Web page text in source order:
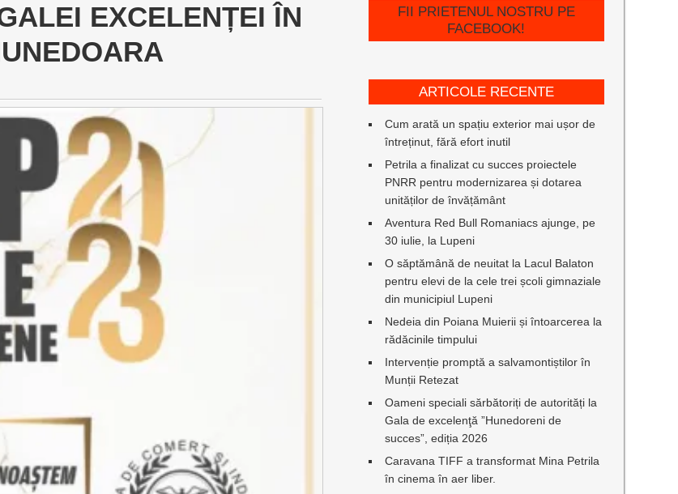
EXCELENȚEI ÎN
FII PRIETENUL NOSTRU PE
FACEBOOK!
ARTICOLE RECENTE
Cum arată un spațiu exterior mai ușor de
întreținut, fără efort inutil
Petrila a finalizat cu succes proiectele
PNRR pentru modernizarea și dotarea
unităților de învățământ
Aventura Red Bull Romaniacs ajunge, pe
30 iulie, la Lupeni
O săptămână de neuitat la Lacul Balaton
pentru elevi de la cele trei școli gimnaziale
din municipiul Lupeni
Nedeia din Poiana Muierii și întoarcerea la
rădăcinile timpului
Intervenție promptă a salvamontiștilor în
Munții Retezat
Oameni speciali sărbătoriți de autorități la
Gala de excelenţă ”Hunedoreni de
succes”, ediția 2026
Caravana TIFF a transformat Mina Petrila
în cinema în aer liber.